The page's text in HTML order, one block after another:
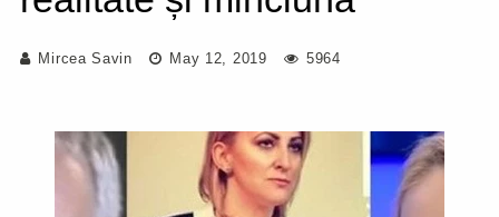
Mircea Savin May 12, 2019 5964